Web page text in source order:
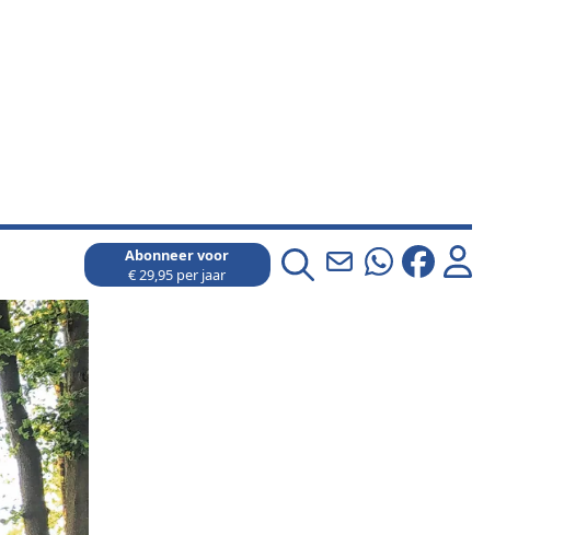
Abonneer voor
€ 29,95 per jaar